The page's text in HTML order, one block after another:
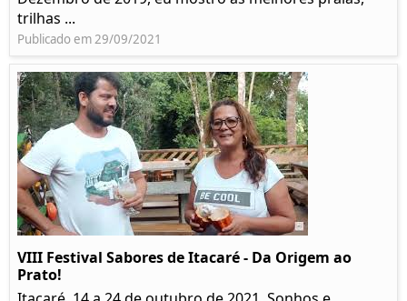
trilhas ...
Publicado em 29/09/2021
VIII Festival Sabores de Itacaré - Da Origem ao
Prato!